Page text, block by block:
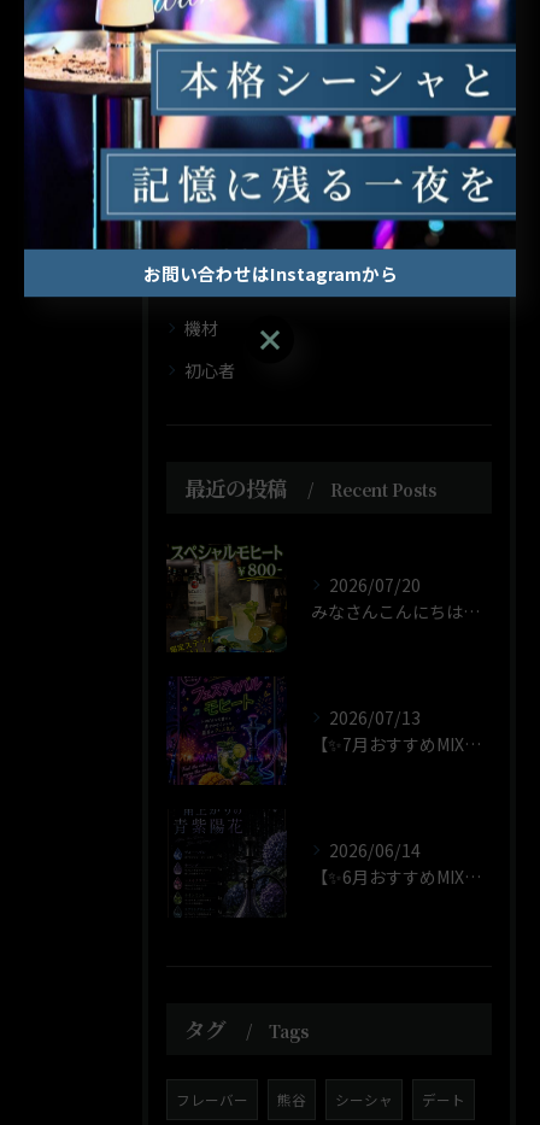
カテゴリー Categories
全てのカテゴリー
フレーバー
ダークリーフ
ミックス
機材
初心者
最近の投稿 Recent Posts
2026/07/20
みなさんこんにちはこんばんは！！店長のじゃすです！！
2026/07/13
【✨7月おすすめMIX✨】
2026/06/14
【✨6月おすすめMIX✨】
タグ Tags
フレーバー 熊谷 シーシャ デート
お問い合わせはInstagramから
お問い合わせはInstagramから